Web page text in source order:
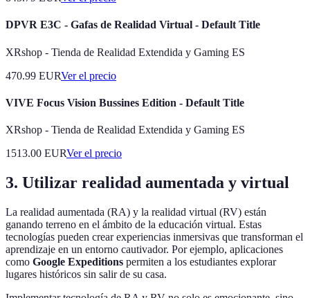
DPVR E3C - Gafas de Realidad Virtual - Default Title
XRshop - Tienda de Realidad Extendida y Gaming ES
470.99 EURVer el precio
VIVE Focus Vision Bussines Edition - Default Title
XRshop - Tienda de Realidad Extendida y Gaming ES
1513.00 EURVer el precio
3. Utilizar realidad aumentada y virtual
La realidad aumentada (RA) y la realidad virtual (RV) están
ganando terreno en el ámbito de la educación virtual. Estas
tecnologías pueden crear experiencias inmersivas que transforman el
aprendizaje en un entorno cautivador. Por ejemplo, aplicaciones
como Google Expeditions permiten a los estudiantes explorar
lugares históricos sin salir de su casa.